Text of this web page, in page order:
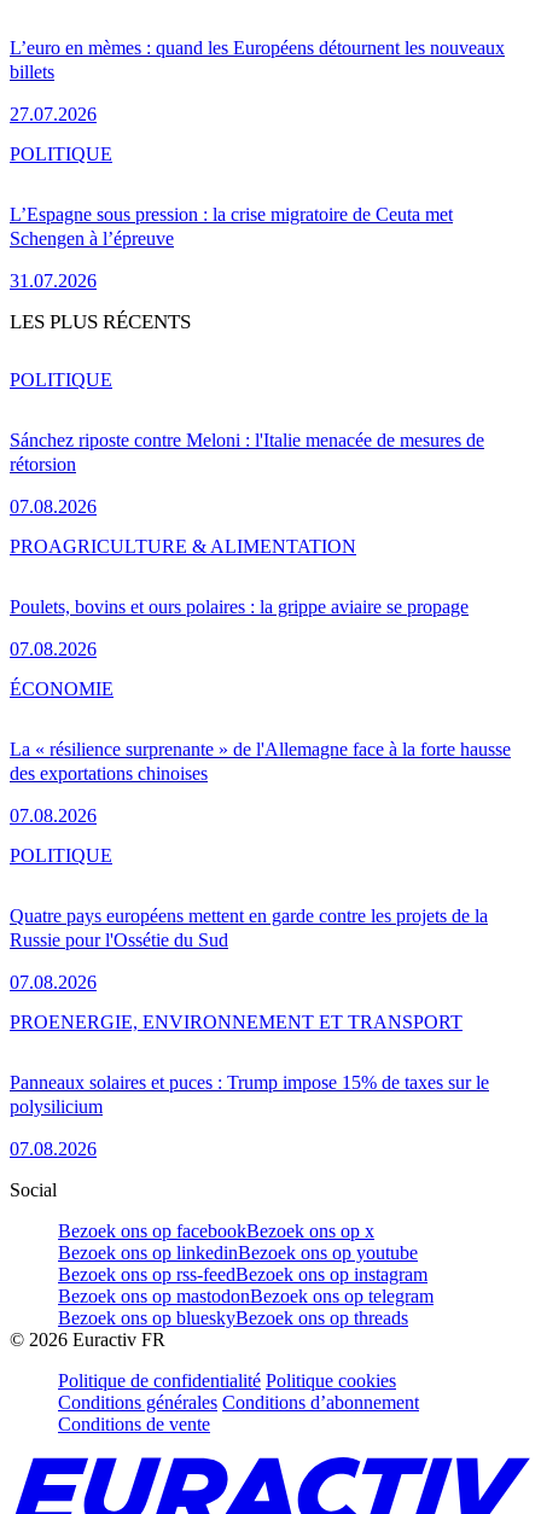
L’euro en mèmes : quand les Européens détournent les nouveaux
billets
27.07.2026
L’Espagne sous pression : la crise migratoire de Ceuta met
Schengen à l’épreuve
31.07.2026
POLITIQUE
LES PLUS RÉCENTS
Sánchez riposte contre Meloni : l'Italie menacée de mesures de
rétorsion
07.08.2026
POLITIQUE
Poulets, bovins et ours polaires : la grippe aviaire se propage
07.08.2026
PROAGRICULTURE & ALIMENTATION
La « résilience surprenante » de l'Allemagne face à la forte hausse
des exportations chinoises
07.08.2026
ÉCONOMIE
Quatre pays européens mettent en garde contre les projets de la
Russie pour l'Ossétie du Sud
07.08.2026
POLITIQUE
Panneaux solaires et puces : Trump impose 15% de taxes sur le
polysilicium
07.08.2026
PROENERGIE, ENVIRONNEMENT ET TRANSPORT
Social
Bezoek ons op facebookBezoek ons op x
Bezoek ons op linkedinBezoek ons op youtube
Bezoek ons op rss-feedBezoek ons op instagram
Bezoek ons op mastodonBezoek ons op telegram
Bezoek ons op blueskyBezoek ons op threads
© 2026 Euractiv FR
Politique de confidentialité Politique cookies
Conditions générales Conditions d’abonnement
Conditions de vente